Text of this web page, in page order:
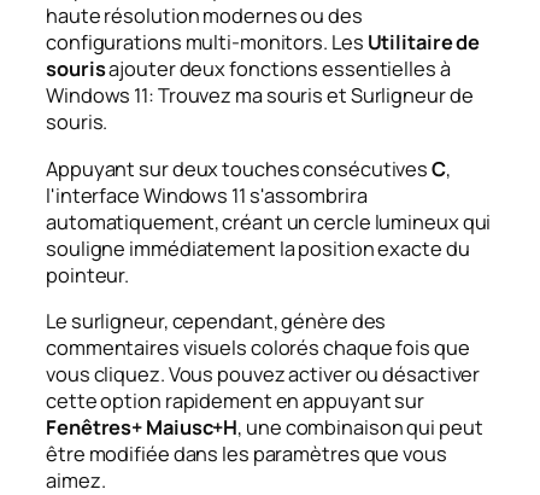
haute résolution modernes ou des
configurations multi-monitors. Les Utilitaire de
sourisajouter deux fonctions essentielles à
Windows 11:Trouvez ma sourisetSurligneur de
souris.
Appuyant sur deux touches consécutivesC,
l'interface Windows 11 s'assombrira
automatiquement, créant un cercle lumineux qui
souligne immédiatement la position exacte du
pointeur.
Le surligneur, cependant, génère des
commentaires visuels colorés chaque fois que
vous cliquez. Vous pouvez activer ou désactiver
cette option rapidement en appuyant sur
Fenêtres+ Maiusc+H, une combinaison qui peut
être modifiée dans les paramètres que vous
aimez.